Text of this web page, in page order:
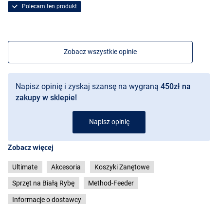
Polecam ten produkt
Zobacz wszystkie opinie
Napisz opinię i zyskaj szansę na wygraną 450zł na
zakupy w sklepie!
Napisz opinię
Zobacz więcej
Ultimate Akcesoria Koszyki Zanętowe
Sprzęt na Białą Rybę Method-Feeder
Informacje o dostawcy